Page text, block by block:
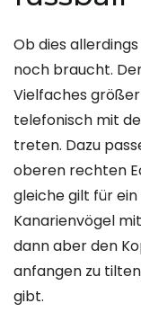
Ob dies
noch braucht.
Vielfaches
telefonisch mit
treten. Dazu
oberen rechten
gleiche gilt für
Kanarienvögel
dann aber den
anfangen zu
gibt.